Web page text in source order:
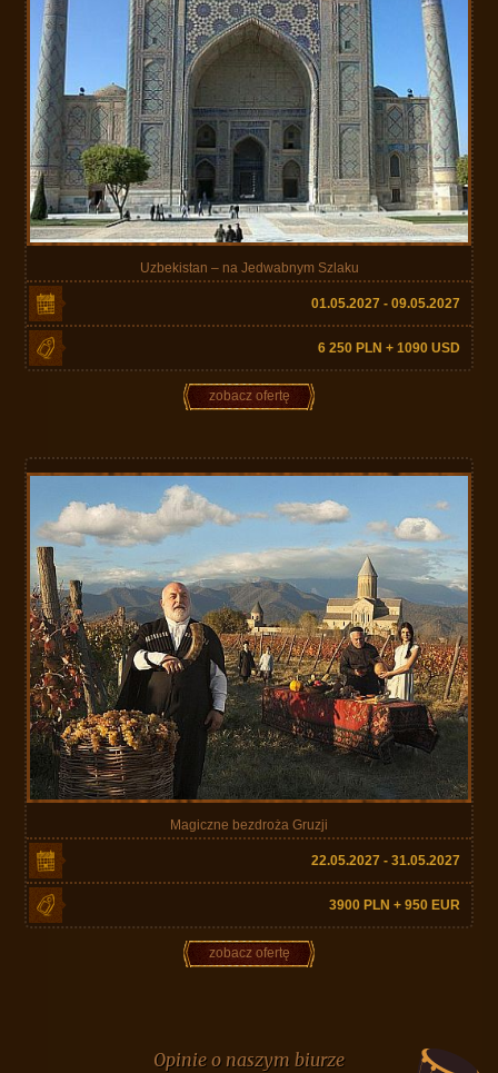
Uzbekistan – na Jedwabnym Szlaku
01.05.2027 - 09.05.2027
6 250 PLN + 1090 USD
zobacz ofertę
Magiczne bezdroża Gruzji
22.05.2027 - 31.05.2027
3900 PLN + 950 EUR
zobacz ofertę
Opinie o naszym biurze